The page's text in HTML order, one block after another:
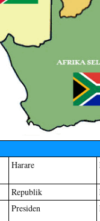
Harare
Republik
Presiden